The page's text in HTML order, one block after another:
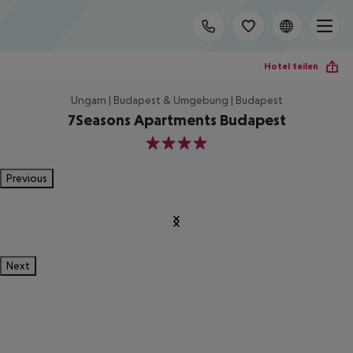
Hotel teilen
Ungarn | Budapest & Umgebung | Budapest
7Seasons Apartments Budapest
4
Previous
Next